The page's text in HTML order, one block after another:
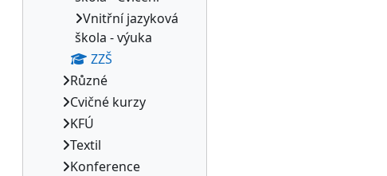
Vnitřní jazyková
škola - výuka
ZZŠ
Různé
Cvičné kurzy
KFÚ
Textil
Konference